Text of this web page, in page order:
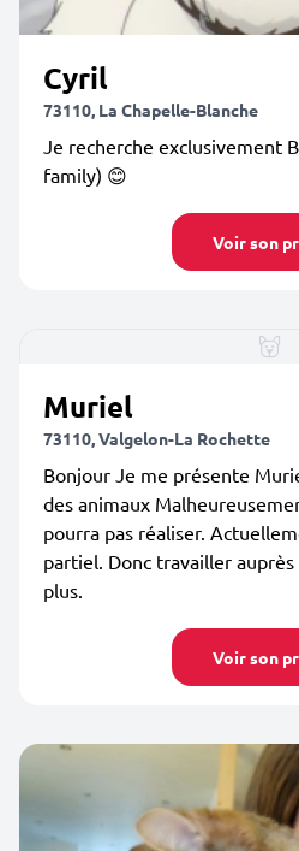
Cyril
73110, La Chapelle-Blanche
Je recherche exclusivement
family) 😊
Voir son
Muriel
73110, Valgelon-La Rochette
Bonjour Je me présente
des animaux
pourra pas réaliser.
partiel. Donc travailler
plus.
Voir son